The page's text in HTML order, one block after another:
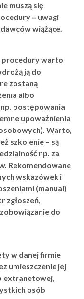
muszą się
– uwagi
wiążące.
procedury warto
ją do
zostaną
albo
postępowania
upoważnienia
Warto,
szkolenie – są
np. za
Rekomendowane
wskazówek i
(manual)
zgłoszeń,
do
w danej firmie
umieszczenie jej
extranetowej,
osób